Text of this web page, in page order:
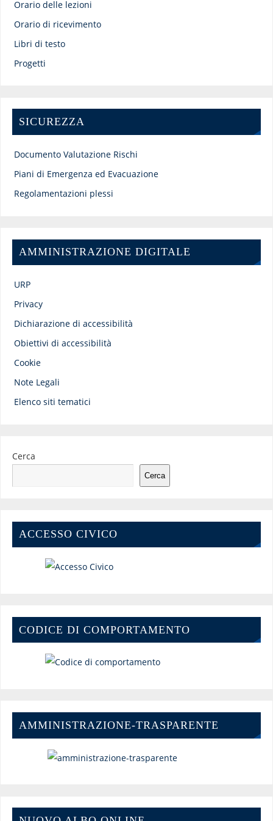
Orario delle lezioni
Orario di ricevimento
Libri di testo
Progetti
SICUREZZA
Documento Valutazione Rischi
Piani di Emergenza ed Evacuazione
Regolamentazioni plessi
AMMINISTRAZIONE DIGITALE
URP
Privacy
Dichiarazione di accessibilità
Obiettivi di accessibilità
Cookie
Note Legali
Elenco siti tematici
Cerca
Cerca
ACCESSO CIVICO
CODICE DI COMPORTAMENTO
AMMINISTRAZIONE-TRASPARENTE